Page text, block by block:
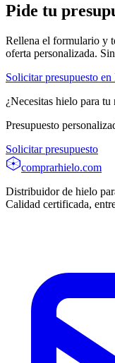
Pide tu
Rellena el formulario y
oferta personalizada.
Solicitar presupuesto en
¿Necesitas hielo para tu
Presupuesto
Solicitar presupuesto
comprarhielo.com
Distribuidor de hielo
Calidad certificada,